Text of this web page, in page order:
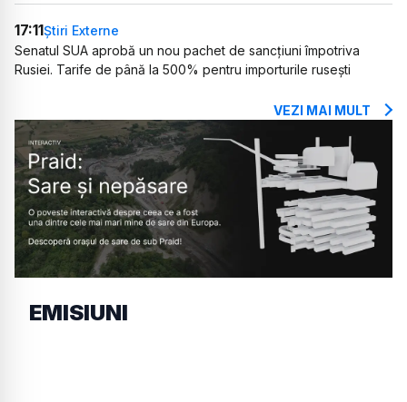
17:11Știri Externe
Senatul SUA aprobă un nou pachet de sancțiuni împotriva
Rusiei. Tarife de până la 500% pentru importurile rusești
VEZI MAI MULT
EMISIUNI